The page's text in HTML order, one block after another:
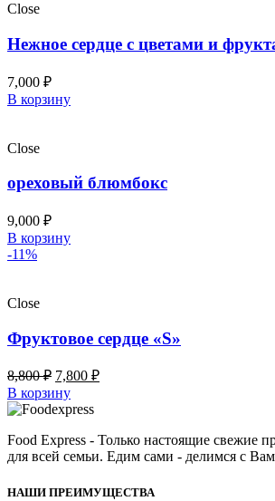
Close
Нежное сердце с цветами и
7,000 ₽
В корзину
Close
ореховый блюмбокс
9,000 ₽
В корзину
-11%
Close
Фруктовое сердце «S»
8,800₽ 7,800 ₽
В корзину
Food Express - Только настоящие свежие
для всей семьи. Едим сами - делимся с
НАШИ ПРЕИМУЩЕСТВА